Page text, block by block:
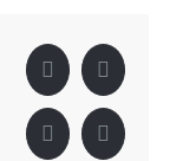
Facebook
X
LinkedInWhatsApp